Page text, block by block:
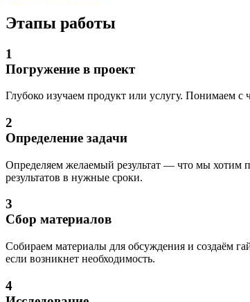
Этапы работы
1
Погружение в проект
Глубоко изучаем продукт или услугу. Понимаем
2
Определение задачи
Определяем желаемый результат — что мы хотим
результатов в нужные сроки.
3
Сбор материалов
Собираем материалы для обсуждения и создаём
если возникнет необходимость.
4